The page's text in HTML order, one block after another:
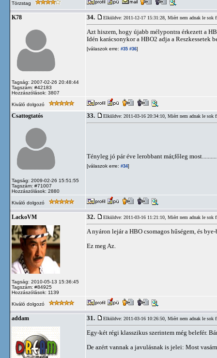
Törzstag
K78
Tagság: 2007-02-26 20:48:44
Tagszám: #42183
Hozzászólások: 3807
34. Elküldve: 2011-12-17 15:31:28, Miért nem adnak le sok
Azt hiszem, hogy újabb mélypontra érkezett a
Idén karácsonykor a HBO2 adja a Reszkessetek
[válaszok erre: #35 #36]
Kiváló dolgozó
Csattogtatós
Tagság: 2009-02-26 15:51:55
Tagszám: #71007
Hozzászólások: 2880
33. Elküldve: 2011-03-16 20:34:10, Miért nem adnak le sok
Tényleg jó pár éve lerobbant már,főleg
[válaszok erre: #34]
Kiváló dolgozó
LackoVM
Tagság: 2010-05-13 15:36:45
Tagszám: #84925
Hozzászólások: 1139
32. Elküldve: 2011-03-16 11:21:10, Miért nem adnak le sok
A nyáron lejár a HBO csomagos hűségem, és
Ez meg Az.
Kiváló dolgozó
addam 31. Elküldve: 2011-03-16 10:26:50, Miért nem adnak le sok
Egy-két régi klasszikus szerintem még belefér.
De azért vannak a javulásnak is jelei: Most